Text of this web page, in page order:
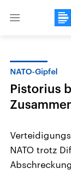
Close
NATO-Gipfel
Pistorius
NATO trotz